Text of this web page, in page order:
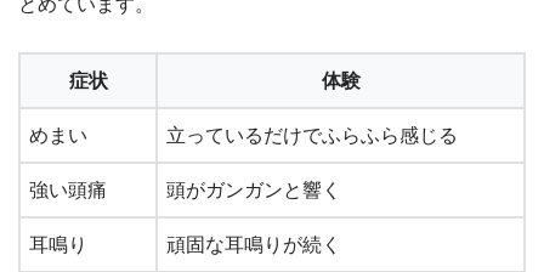
とめています。
症状 体験
めまい 立っているだけでふらふら感じる
強い頭痛 頭がガンガンと響く
耳鳴り 頑固な耳鳴りが続く